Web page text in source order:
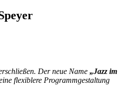
Der neue Name „Jazz im
flexiblere Programmgestaltung